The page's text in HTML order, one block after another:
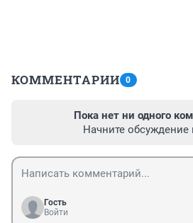
КОММЕНТАРИИ 0
Пока нет ни одного
Начните
Гость
Войти